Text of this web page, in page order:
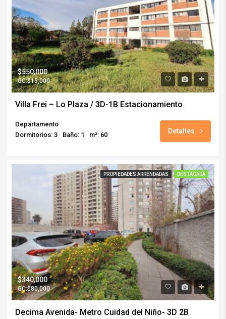
$550,000
GC:$15,000
Villa Frei – Lo Plaza / 3D-1B Estacionamiento
Departamento
Dormitorios: 3
Baño: 1 m²: 60 Detalles
PROPIEDADES ARRENDADAS DESTACADA
$340,000
GC:$80,000
Decima Avenida- Metro Cuidad del Niño- 3D 2B